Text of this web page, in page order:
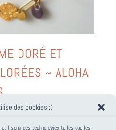
des cookies :)
utilisons des technologies telles que les
DORÉ ET
~ ALOHA